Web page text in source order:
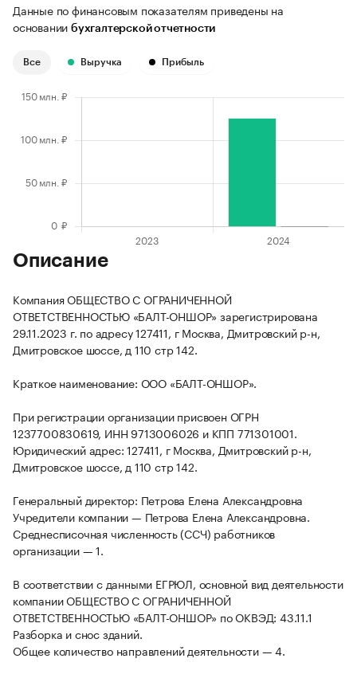
Данные по финансовым показателям приведены на
основании бухгалтерской отчетности
Все Выручка Прибыль
Описание
Компания ОБЩЕСТВО С ОГРАНИЧЕННОЙ
ОТВЕТСТВЕННОСТЬЮ «БАЛТ-ОНШОР» зарегистрирована
29.11.2023 г. по адресу 127411, г Москва, Дмитровский р-н,
Дмитровское шоссе, д 110 стр 142.
Краткое наименование: ООО «БАЛТ-ОНШОР».
При регистрации организации присвоен ОГРН
1237700830619, ИНН 9713006026 и КПП 771301001.
Юридический адрес: 127411, г Москва, Дмитровский р-н,
Дмитровское шоссе, д 110 стр 142.
Генеральный директор: Петрова Елена Александровна
Учредители компании — Петрова Елена Александровна.
Среднесписочная численность (ССЧ) работников
организации — 1.
В соответствии с данными ЕГРЮЛ, основной вид деятельности
компании ОБЩЕСТВО С ОГРАНИЧЕННОЙ
ОТВЕТСТВЕННОСТЬЮ «БАЛТ-ОНШОР» по ОКВЭД: 43.11.1
Разборка и снос зданий.
Общее количество направлений деятельности — 4.